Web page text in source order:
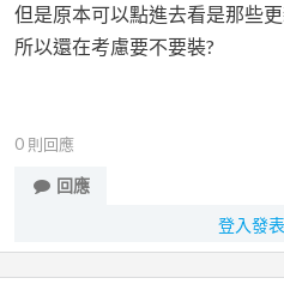
但是原本可以點進去看是那些
所以還在考慮要不要裝?
0 則回應
回應
登入發